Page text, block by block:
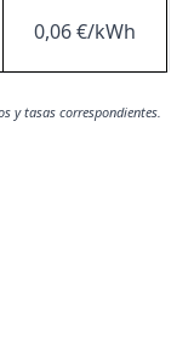
0,06 €/kWh
y tasas correspondientes.